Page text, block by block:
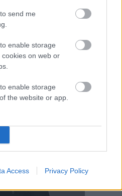
send me
enable storage
on web or
enable storage
the website or app.
Access Privacy Policy